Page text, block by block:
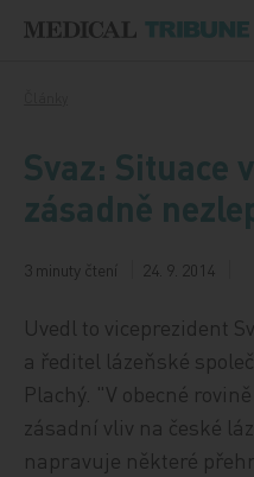
Svaz: Situace
zásadně
3 minuty čtení 24. 9. 2014
Uvedl to viceprezident
a ředitel lázeňské
Plachý. "V obecné
zásadní vliv na české
napravuje některé